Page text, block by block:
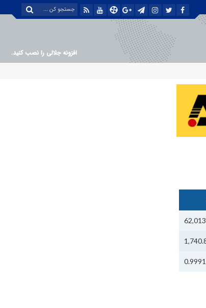
افزونه جلالی را نصب کنید.